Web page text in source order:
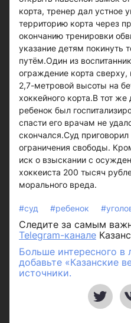
корта, тренер дал устное
территорию корта через
окончанию тренировки
указание детям покинуть
путём.Один из
ограждение корта
2,7-метровой высоты на
хоккейного корта.В тот
ребенок был
спасти его врачам не
скончался.Суд
ограничения свободы.
иск о взыскании с
хоккеиста 200 тысяч
морального вреда.
#суд #ребенок
Следите за самым
Telegram-канале
Больше интересного в
добавьте «Казанские
источники.